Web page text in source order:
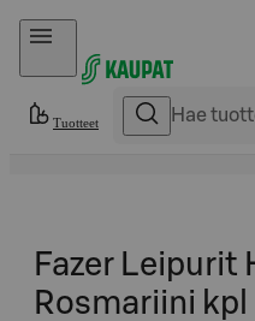
Hyppää sisältöön
Tuotteet
Fazer Leipurit
Rosmariini kpl